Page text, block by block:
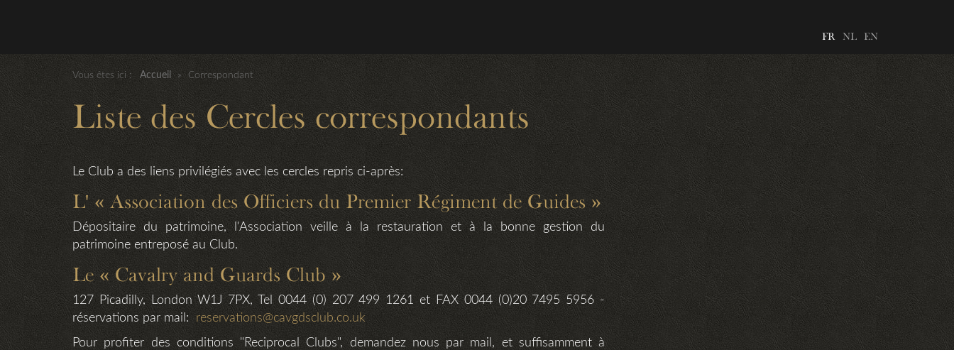
FR NL EN
Vous êtes ici : Accueil » Correspondant
Liste des Cercles correspondants
Le Club a des liens privilégiés avec les cercles repris ci-après:
L' « Association des Officiers du Premier Régiment de Guides »
Dépositaire du patrimoine, l'Association veille à la restauration et à la bonne gestion du
patrimoine entreposé au Club.
Le « Cavalry and Guards Club »
127 Picadilly, London W1J 7PX, Tel 0044 (0) 207 499 1261 et FAX 0044 (0)20 7495 5956 -
réservations par mail: reservations@cavgdsclub.co.uk
Pour profiter des conditions "Reciprocal Clubs", demandez nous par mail, et suffisamment à